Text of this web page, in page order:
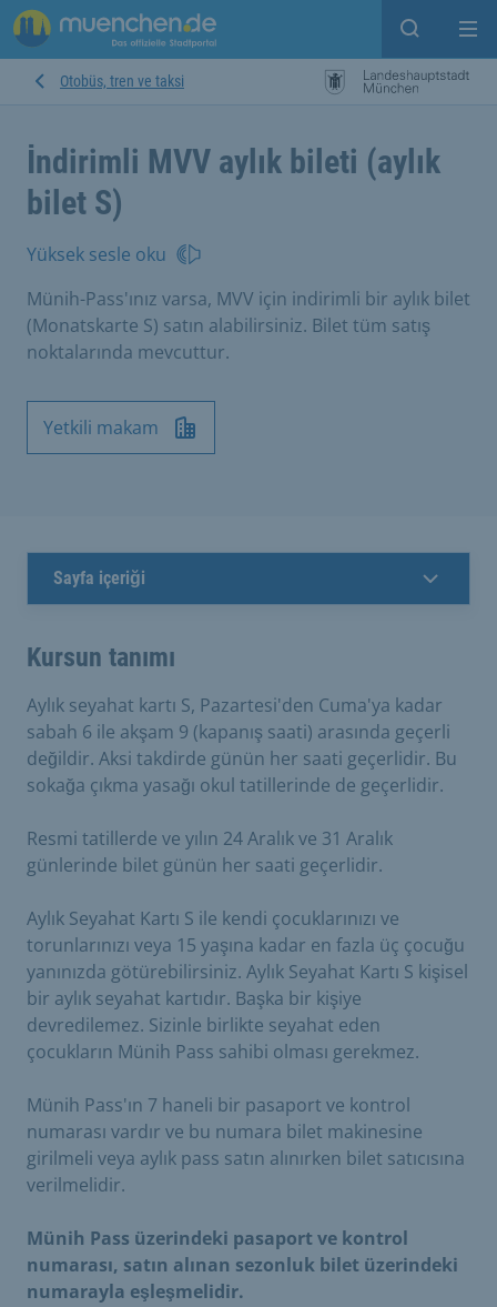
Open
Otobüs, tren ve taksi
İndirimli MVV aylık bileti (aylık
bilet S)
Yüksek sesle oku
Münih-Pass'ınız varsa, MVV için indirimli bir aylık bilet
(Monatskarte S) satın alabilirsiniz. Bilet tüm satış
noktalarında mevcuttur.
Yetkili makam
Sayfa içeriği
Kursun tanımı
Aylık seyahat kartı S, Pazartesi'den Cuma'ya kadar
sabah 6 ile akşam 9 (kapanış saati) arasında geçerli
değildir. Aksi takdirde günün her saati geçerlidir. Bu
sokağa çıkma yasağı okul tatillerinde de geçerlidir.
Resmi tatillerde ve yılın 24 Aralık ve 31 Aralık
günlerinde bilet günün her saati geçerlidir.
Aylık Seyahat Kartı S ile kendi çocuklarınızı ve
torunlarınızı veya 15 yaşına kadar en fazla üç çocuğu
yanınızda götürebilirsiniz. Aylık Seyahat Kartı S kişisel
bir aylık seyahat kartıdır. Başka bir kişiye
devredilemez. Sizinle birlikte seyahat eden
çocukların Münih Pass sahibi olması gerekmez.
Münih Pass'ın 7 haneli bir pasaport ve kontrol
numarası vardır ve bu numara bilet makinesine
girilmeli veya aylık pass satın alınırken bilet satıcısına
verilmelidir.
Münih Pass üzerindeki pasaport ve kontrol
numarası, satın alınan sezonluk bilet üzerindeki
numarayla eşleşmelidir.